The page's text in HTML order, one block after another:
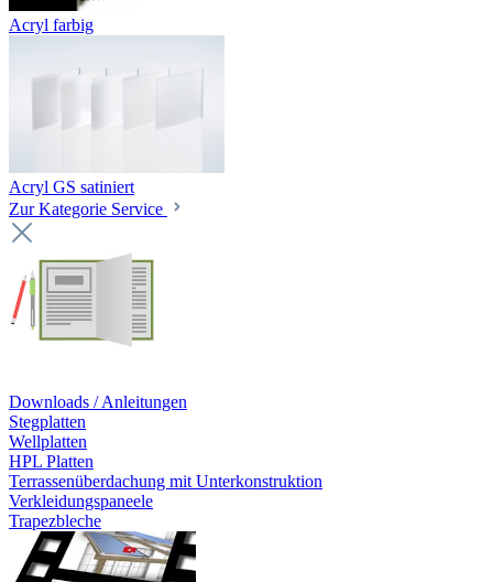
Acryl farbig
Acryl GS satiniert
Zur Kategorie Service
Downloads / Anleitungen
Stegplatten
Wellplatten
HPL Platten
Terrassenüberdachung mit Unterkonstruktion
Verkleidungspaneele
Trapezbleche